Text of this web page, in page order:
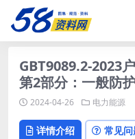
GBT9089.2-2023
第2部分：一般防
2024-04-26 电力能源
详情介绍 常见问